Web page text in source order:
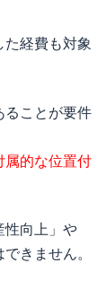
た経費も対象
ることが要件
属的な位置付
性向上」や
きません。